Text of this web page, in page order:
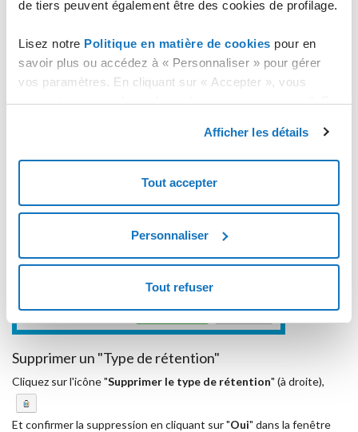
de tiers peuvent également être des cookies de profilage.
Lisez notre Politique en matière de cookies pour en
savoir plus ou accédez à « Personnaliser » pour gérer
vos paramètres. En cliquant sur « Accepter », vous
consentez au stockage de cookies sur votre appareil. En
stockage des cookies nécessaires.
Afficher les détails
Tout accepter
Personnaliser
Tout refuser
Supprimer un "Type de rétention"
Cliquez sur l'icône "Supprimer le type de rétention" (à droite),
Et confirmer la suppression en cliquant sur "Oui" dans la fenêtre